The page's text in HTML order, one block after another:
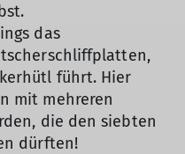
das
führt. Hier
mit mehreren
die den siebten
dürften!